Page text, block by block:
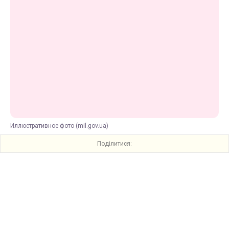
Иллюстративное фото (mil.gov.ua)
Поділитися: